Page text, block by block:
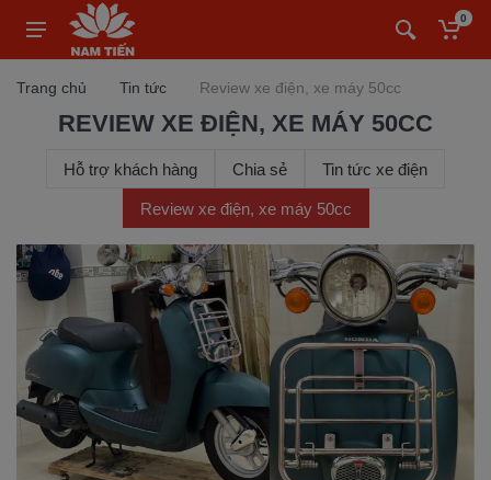
0
Trang chủ Tin tức Review xe điện, xe máy 50cc
REVIEW XE ĐIỆN, XE MÁY 50CC
Hỗ trợ khách hàng Chia sẻ Tin tức xe điện
Review xe điện, xe máy 50cc